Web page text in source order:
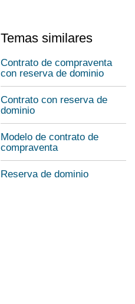
Temas similares
Contrato de compraventa
con reserva de dominio
Contrato con reserva de
dominio
Modelo de contrato de
compraventa
Reserva de dominio